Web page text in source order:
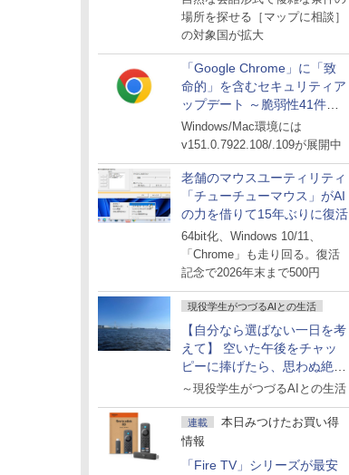
場所を探せる［マップに相談］
の対象国が拡大
「Google Chrome」に「致
命的」を含むセキュリティア
ップデート ～脆弱性41件に
対処
Windows/Mac環境には
v151.0.7922.108/.109が展開中
老舗のマウスユーティリティ
「チューチューマウス」がAI
の力を借りて15年ぶりに復活
64bit化、Windows 10/11、
「Chrome」も走り回る。復活
記念で2026年末まで500円
現役学生がつづるAIとの生活
【自分なら選ばない一日を考
えて】 空いた午後をチャッ
ピーに捧げたら、思わぬ絶景
に出会った話
～現役学生がつづるAIとの生活
連載
本日みつけたお買い得
情報
「Fire TV」シリーズが最安